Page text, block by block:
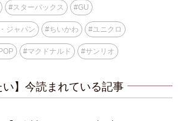
#スターバックス #GU
ジャパン #ちいかわ #ユニクロ
#マクドナルド #サンリオ
い】今読まれている記事